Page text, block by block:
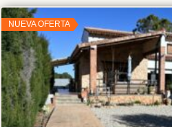
NUEVA OFERTA